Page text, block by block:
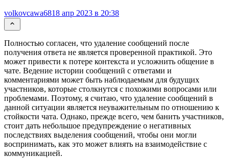
volkovcawa6818 апр 2023 в 20:38
Полностью согласен, что удаление сообщений после
получения ответа не является проверенной практикой. Это
может привести к потере контекста и усложнить общение в
чате. Ведение истории сообщений с ответами и
комментариями может быть наблюдаемым для будущих
участников, которые столкнутся с похожими вопросами или
проблемами. Поэтому, я считаю, что удаление сообщений в
данной ситуации является неуважительным по отношению к
стойкости чата. Однако, прежде всего, чем банить участников,
стоит дать небольшое предупреждение о негативных
последствиях выделения сообщений, чтобы они могли
воспринимать, как это может влиять на взаимодействие с
коммуникацией.